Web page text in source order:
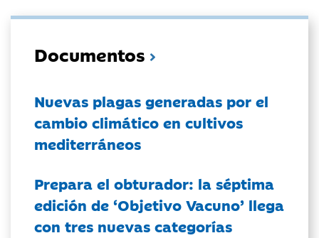
Documentos
Nuevas plagas generadas por el
cambio climático en cultivos
mediterráneos
Prepara el obturador: la séptima
edición de ‘Objetivo Vacuno’ llega
con tres nuevas categorías